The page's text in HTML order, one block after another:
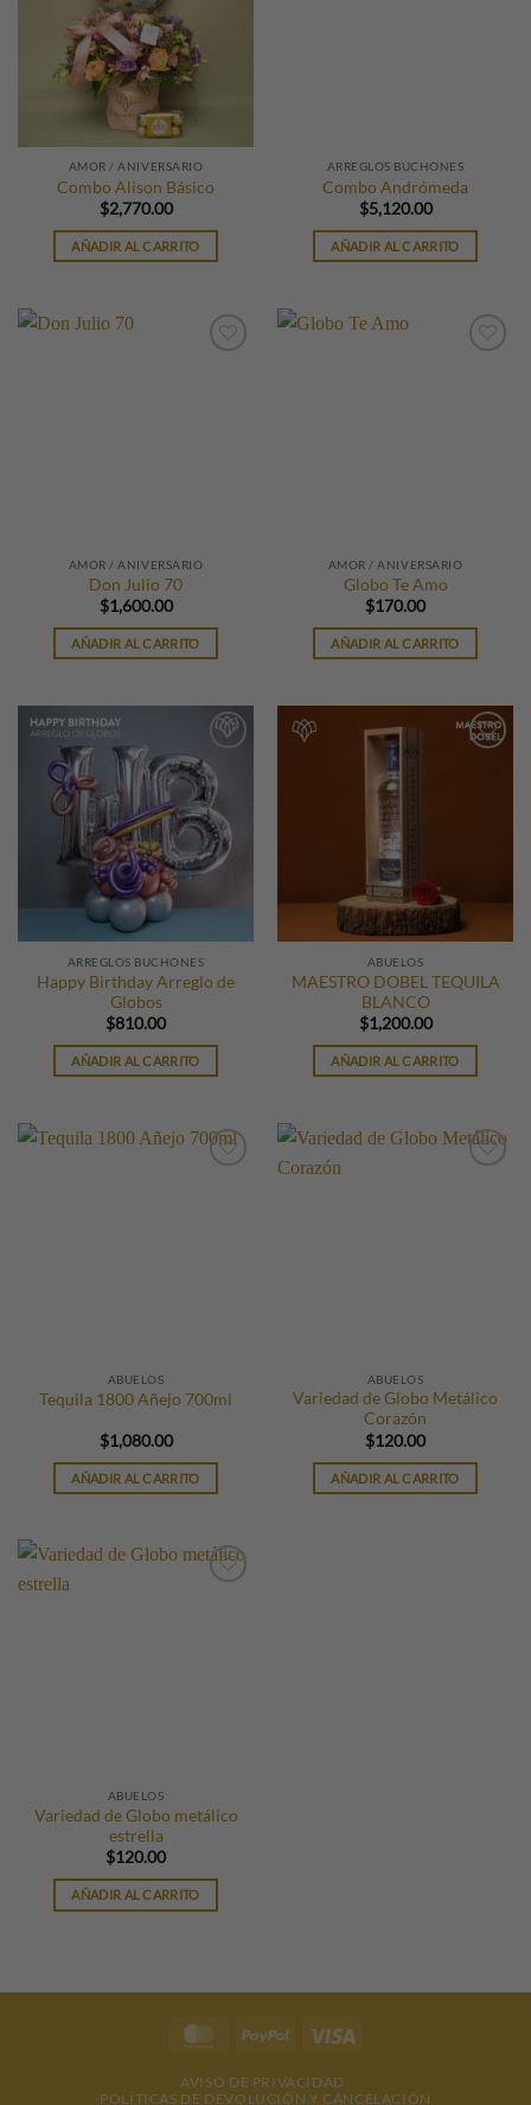
AMOR / ANIVERSARIO
Combo Alison Básico
$2,770.00
AÑADIR AL CARRITO
ARREGLOS BUCHONES
Combo Andrómeda
$5,120.00
AÑADIR AL CARRITO
AMOR / ANIVERSARIO
Don Julio 70
$1,600.00
AÑADIR AL CARRITO
AMOR / ANIVERSARIO
Globo Te Amo
$170.00
AÑADIR AL CARRITO
ARREGLOS BUCHONES
Happy Birthday Arreglo de
Globos
$810.00
AÑADIR AL CARRITO
ABUELOS
MAESTRO DOBEL TEQUILA
BLANCO
$1,200.00
AÑADIR AL CARRITO
ABUELOS
Tequila 1800 Añejo 700ml
$1,080.00
AÑADIR AL CARRITO
ABUELOS
Variedad de Globo Metálico
Corazón
$120.00
AÑADIR AL CARRITO
ABUELOS
Variedad de Globo metálico
estrella
$120.00
AÑADIR AL CARRITO
MasterCardPayPal
AVISO DE PRIVACIDAD
POLÍTICAS DE DEVOLUCIÓN Y CANCELACIÓN